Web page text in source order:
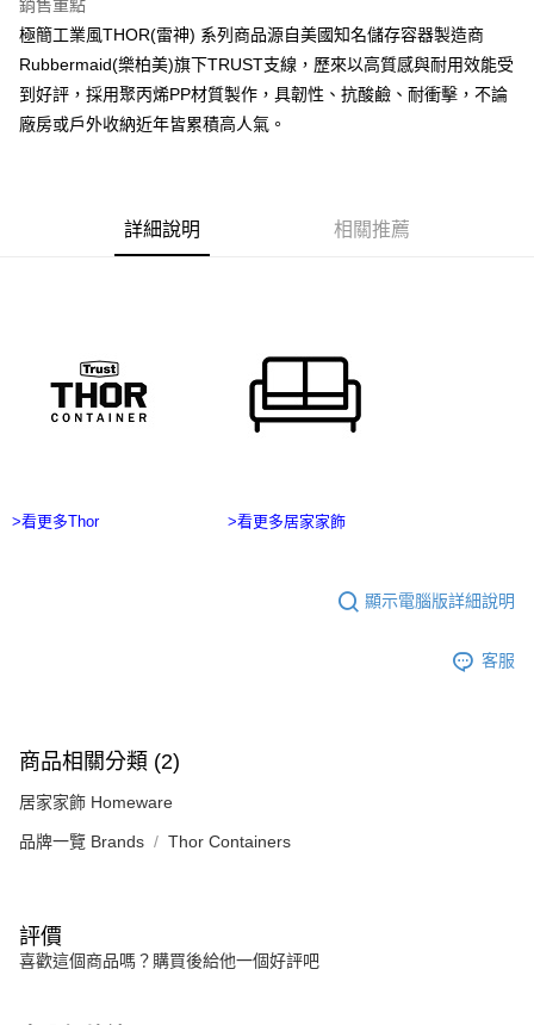
※ 交易是否成功請以「AFTEE先享後付 」之結帳頁面顯示為準，若有關於
是否繳費成功／繳費後需取消欲退款等相關疑問，請聯繫「AFTEE先享後付
客戶支援中心」
https://netprotections.freshdesk.com/support/home
【注意事項】
１．透過由恩沛科技股份有限公司提供之「AFTEE先享後付」服務完成之交
易，需依本服務之必要範圍內提供個人資料，並將交易相關給付款項請求債
３．未成年的使用者請事先徵得法定代理人或監護人之同意方可使用
「AFTEE先享後付」，若未經同意申辦者引起之損失，本公司不負相關責
恩沛科技股份有限公司將有權停止該用戶之使用額度並採取法律行動。
銷售重點
極簡工業風THOR(雷神) 系列商品源自美國知名儲存容器製造商
Rubbermaid(樂柏美)旗下TRUST支線，歷來以高質感與耐用效能受
到好評，採用聚丙烯PP材質製作，具韌性、抗酸鹼、耐衝擊，不論
廠房或戶外收納近年皆累積高人氣。
詳細說明 相關推薦
>看更多Thor >看更多居家家飾
顯示電腦版詳細說明
客服
商品相關分類 (2)
居家家飾 Homeware
品牌一覽 Brands Thor Containers
評價
喜歡這個商品嗎？購買後給他一個好評吧